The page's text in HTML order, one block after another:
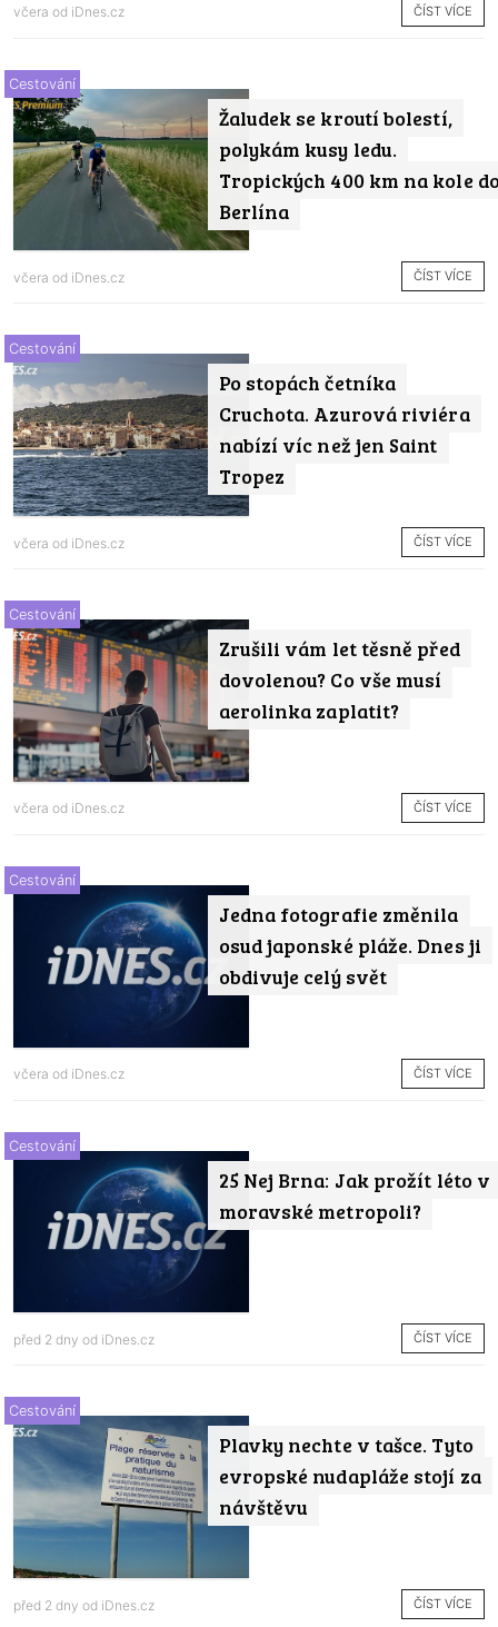
včera od iDnes.cz ČÍST VÍCE
Žaludek se kroutí bolestí,
polykám kusy ledu.
Tropických 400 km na kole
Berlína
Cestování
včera od iDnes.cz ČÍST VÍCE
Po stopách četníka
Cruchota. Azurová riviéra
nabízí víc než jen Saint
Tropez
Cestování
včera od iDnes.cz ČÍST VÍCE
Zrušili vám let těsně před
dovolenou? Co vše musí
aerolinka zaplatit?
Cestování
včera od iDnes.cz ČÍST VÍCE
Jedna fotografie změnila
osud japonské pláže. Dnes ji
obdivuje celý svět
Cestování
včera od iDnes.cz ČÍST VÍCE
25 Nej Brna: Jak prožít léto v
moravské metropoli?
Cestování
před 2 dny od iDnes.cz ČÍST VÍCE
Plavky nechte v tašce. Tyto
evropské nudapláže stojí za
návštěvu
Cestování
před 2 dny od iDnes.cz ČÍST VÍCE